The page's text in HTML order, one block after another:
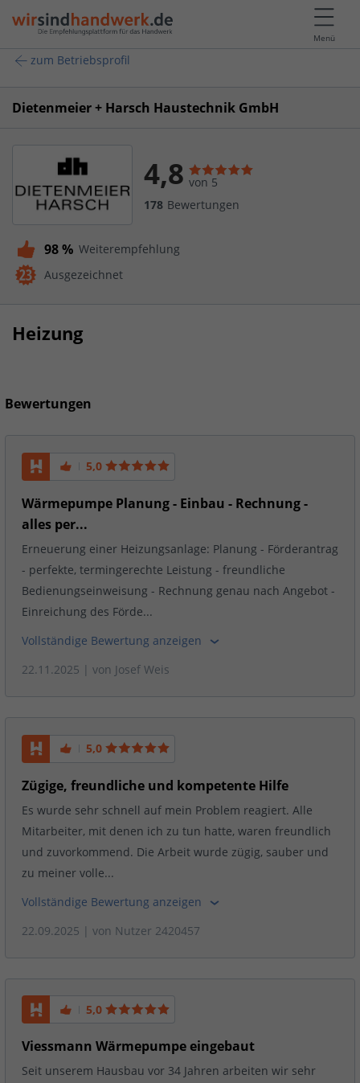
Menü
zum Betriebsprofil
Dietenmeier + Harsch Haustechnik GmbH
4,8 von 5
178 Bewertungen
98 % Weiterempfehlung
Ausgezeichnet
Heizung
Bewertungen
5,0
Wärmepumpe Planung - Einbau - Rechnung -
alles per...
Erneuerung einer Heizungsanlage: Planung - Förderantrag
- perfekte, termingerechte Leistung - freundliche
Bedienungseinweisung - Rechnung genau nach Angebot -
Einreichung des Förde...
Vollständige Bewertung anzeigen
22.11.2025 | von Josef Weis
5,0
Zügige, freundliche und kompetente Hilfe
Es wurde sehr schnell auf mein Problem reagiert. Alle
Mitarbeiter, mit denen ich zu tun hatte, waren freundlich
und zuvorkommend. Die Arbeit wurde zügig, sauber und
zu meiner volle...
Vollständige Bewertung anzeigen
22.09.2025 | von Nutzer 2420457
5,0
Viessmann Wärmepumpe eingebaut
Seit unserem Hausbau vor 34 Jahren arbeiten wir sehr